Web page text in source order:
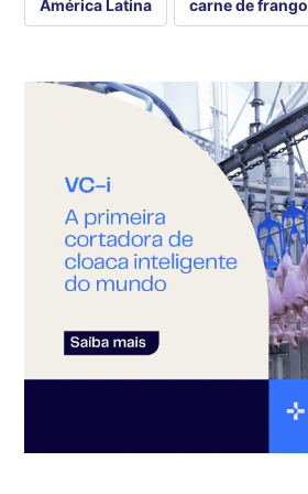
América Latina carne de frango